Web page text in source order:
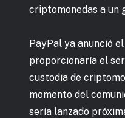
criptomonedas a un
PayPal ya anunció
proporcionaría el
custodia de
momento del
sería lanzado